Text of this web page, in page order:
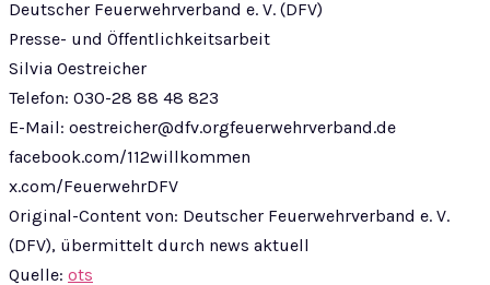
Deutscher Feuerwehrverband e. V. (DFV)
Presse- und Öffentlichkeitsarbeit
Silvia Oestreicher
Telefon: 030-28 88 48 823
E-Mail: oestreicher@dfv.orgfeuerwehrverband.de
facebook.com/112willkommen
x.com/FeuerwehrDFV
Original-Content von: Deutscher Feuerwehrverband e. V.
(DFV), übermittelt durch news aktuell
Quelle: ots